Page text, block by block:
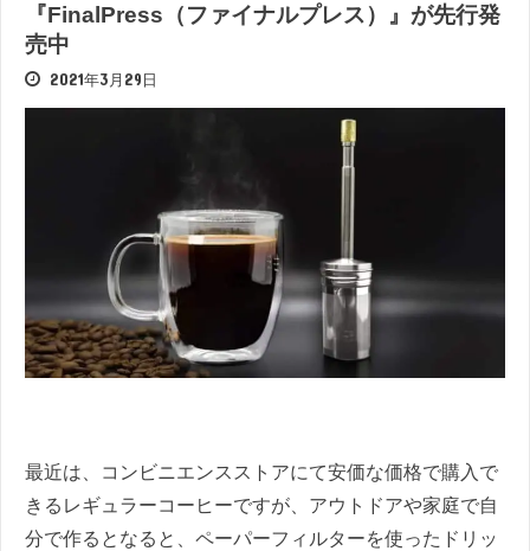
『FinalPress（ファイナルプレス）』が先行発
売中
2021年3月29日
最近は、コンビニエンスストアにて安価な価格で購入で
きるレギュラーコーヒーですが、アウトドアや家庭で自
分で作るとなると、ペーパーフィルターを使ったドリッ